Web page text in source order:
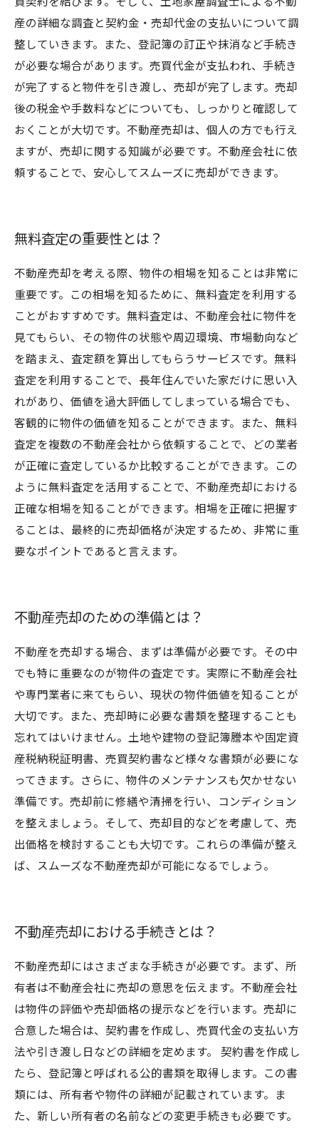
産の詳細な調査と契約金・売却代金の支払いについて調
整していきます。また、登記簿の訂正や抹消など手続き
が必要な場合があります。売買代金が支払われ、手続き
が完了すると物件を引き渡し、売却が完了します。売却
後の税金や手数料などについても、しっかりと確認して
おくことが大切です。不動産売却は、個人の方でも行え
ますが、売却に関する知識が必要です。不動産会社に依
頼することで、安心してスムーズに売却ができます。
無料査定の重要性とは？
不動産売却を考える際、物件の相場を知ることは非常に
重要です。この相場を知るために、無料査定を利用する
ことがおすすめです。無料査定は、不動産会社に物件を
見てもらい、その物件の状態や周辺環境、市場動向など
を踏まえ、査定額を算出してもらうサービスです。無料
査定を利用することで、長年住んでいた家だけに思い入
れがあり、価値を過大評価してしまっている場合でも、
客観的に物件の価値を知ることができます。また、無料
査定を複数の不動産会社から依頼することで、どの業者
が正確に査定しているか比較することができます。この
ように無料査定を活用することで、不動産売却における
正確な相場を知ることができます。相場を正確に把握す
ることは、最終的に売却価格が決定するため、非常に重
要なポイントであると言えます。
不動産売却のための準備とは？
不動産を売却する場合、まずは準備が必要です。その中
でも特に重要なのが物件の査定です。実際に不動産会社
や専門業者に来てもらい、現状の物件価値を知ることが
大切です。また、売却時に必要な書類を整理することも
忘れてはいけません。土地や建物の登記簿謄本や固定資
産税納税証明書、売買契約書など様々な書類が必要にな
ってきます。さらに、物件のメンテナンスも欠かせない
準備です。売却前に修繕や清掃を行い、コンディション
を整えましょう。そして、売却目的などを考慮して、売
出価格を検討することも大切です。これらの準備が整え
ば、スムーズな不動産売却が可能になるでしょう。
不動産売却における手続きとは？
不動産売却にはさまざまな手続きが必要です。まず、所
有者は不動産会社に売却の意思を伝えます。不動産会社
は物件の評価や売却価格の提示などを行います。売却に
合意した場合は、契約書を作成し、売買代金の支払い方
法や引き渡し日などの詳細を定めます。 契約書を作成し
たら、登記簿と呼ばれる公的書類を取得します。この書
類には、所有者や物件の詳細が記載されています。ま
た、新しい所有者の名前などの変更手続きも必要です。